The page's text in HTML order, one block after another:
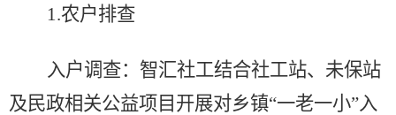
1.农户排查
入户调查：智汇社工结合社工站、未保站
及民政相关公益项目开展对乡镇“一老一小”入